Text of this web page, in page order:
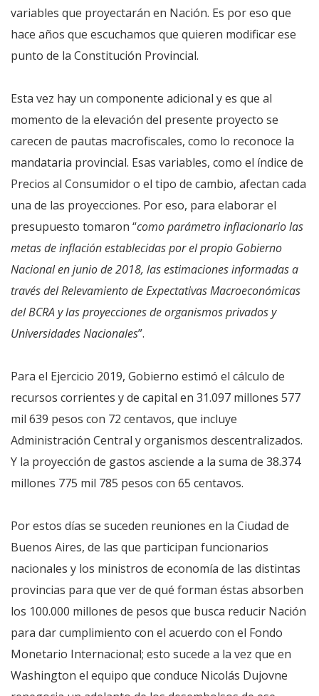
variables que proyectarán en Nación. Es por eso que
hace años que escuchamos que quieren modificar ese
punto de la Constitución Provincial.
Esta vez hay un componente adicional y es que al
momento de la elevación del presente proyecto se
carecen de pautas macrofiscales, como lo reconoce la
mandataria provincial. Esas variables, como el índice de
Precios al Consumidor o el tipo de cambio, afectan cada
una de las proyecciones. Por eso, para elaborar el
presupuesto tomaron “como parámetro inflacionario las
metas de inflación establecidas por el propio Gobierno
Nacional en junio de 2018, las estimaciones informadas a
través del Relevamiento de Expectativas Macroeconómicas
del BCRA y las proyecciones de organismos privados y
Universidades Nacionales”.
Para el Ejercicio 2019, Gobierno estimó el cálculo de
recursos corrientes y de capital en 31.097 millones 577
mil 639 pesos con 72 centavos, que incluye
Administración Central y organismos descentralizados.
Y la proyección de gastos asciende a la suma de 38.374
millones 775 mil 785 pesos con 65 centavos.
Por estos días se suceden reuniones en la Ciudad de
Buenos Aires, de las que participan funcionarios
nacionales y los ministros de economía de las distintas
provincias para que ver de qué forman éstas absorben
los 100.000 millones de pesos que busca reducir Nación
para dar cumplimiento con el acuerdo con el Fondo
Monetario Internacional; esto sucede a la vez que en
Washington el equipo que conduce Nicolás Dujovne